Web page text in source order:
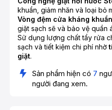
khuẩn, giảm nhăn và loại bỏ
Vòng đệm cửa kháng khuẩn
giặt sạch sẽ và bảo vệ quần
Sử dụng lượng chất tẩy rửa
sạch và tiết kiệm chi phí nhờ
giặt.
Sản phẩm hiện có 7
người đang xem.